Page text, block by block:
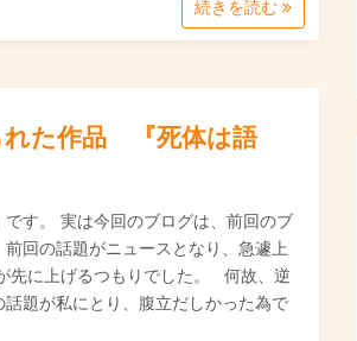
続きを読む
れた作品 『死体は語
す。 実は今回のブログは、前回のブ
回の話題がニュースとなり、急遽上
先に上げるつもりでした。 何故、逆
題が私にとり、腹立だしかった為で